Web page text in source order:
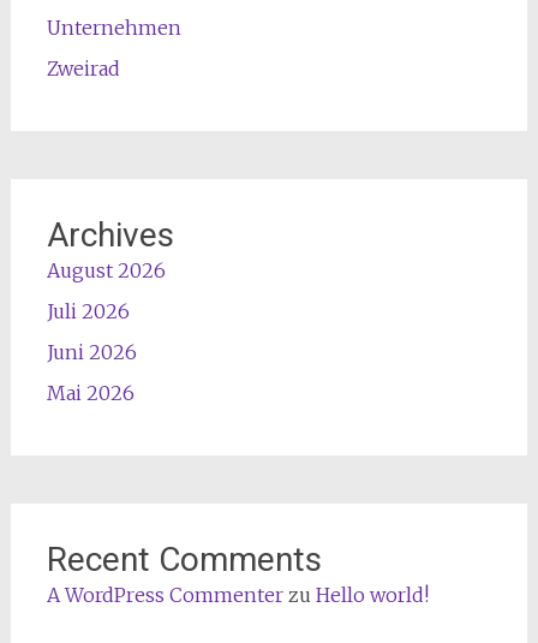
Unternehmen
Zweirad
Archives
August 2026
Juli 2026
Juni 2026
Mai 2026
Recent Comments
A WordPress Commenterzu Hello world!